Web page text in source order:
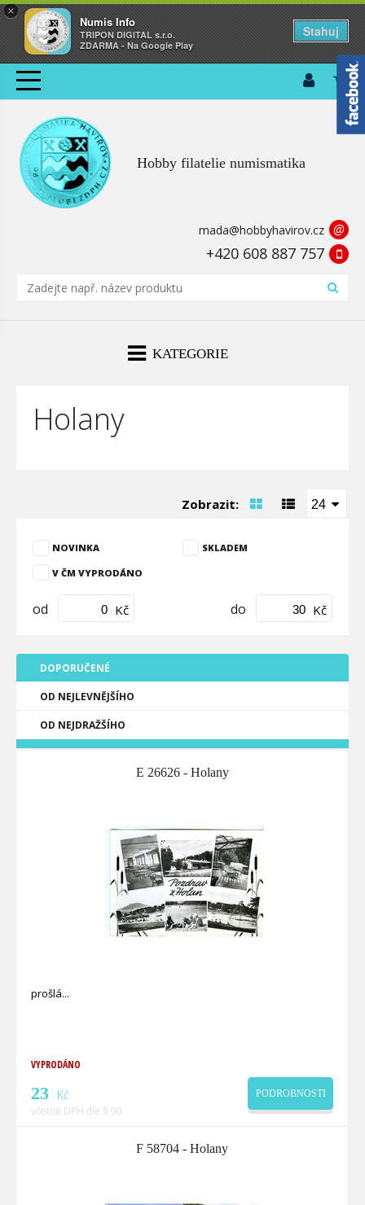
×
Numis Info
TRIPON DIGITAL s.r.o.
ZDARMA - Na Google Play
Stahuj
Hobby filatelie numismatika
mada@hobbyhavirov.cz @
+420 608 887 757
KATEGORIE
Holany
Zobrazit: 24
NOVINKA SKLADEM
V ČM VYPRODÁNO
od Kč do Kč
DOPORUČENÉ
OD NEJLEVNĚJŠÍHO
OD NEJDRAŽŠÍHO
E 26626 - Holany
prošlá
VYPRODÁNO
23 Kč
včetně DPH dle § 90
PODROBNOSTI
F 58704 - Holany